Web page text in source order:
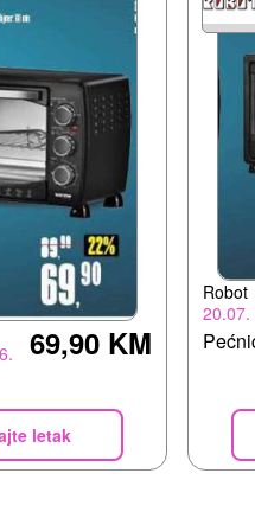
69,90 KM
letak
Robot
20.07.